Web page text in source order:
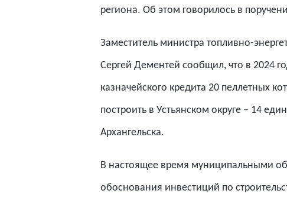
региона. Об этом говорилось в
Заместитель министра топливно-
Сергей Дементей сообщил, что в 2024
казначейского кредита 20 пеллетных
построить в Устьянском округе – 14
Архангельска.
В настоящее время муниципальными
обоснования инвестиций по